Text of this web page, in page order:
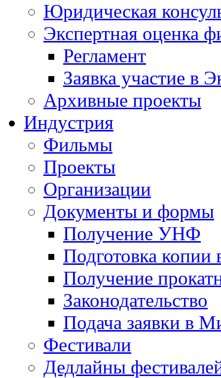
Юридическая
Экспертная оценка
Регламент
Заявка участие в
Архивные проекты
Индустрия
Фильмы
Проекты
Организации
Документы и формы
Получение УНФ
Подготовка копии
Получение
Законодательство
Подача заявки в
Фестивали
Дедлайны